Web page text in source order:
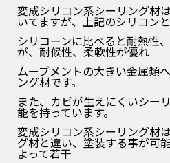
変成シリコン系シーリング材
いてますが、上記のシリコン
シリコーンに比べると耐熱性
が、耐候性、柔軟性が優れ
ムーブメントの大きい金属類
ング材です。
また、カビが生えにくいシー
能を持っています。
変成シリコン系シーリング材
グ材と違い、塗装する事が可
よって若干